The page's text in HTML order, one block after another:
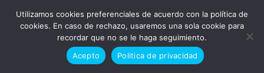
Doctor en alaska © Todos los derechos reservados 2026
Politica de cookiesPolitica de privacidad
Utilizamos cookies preferenciales de acuerdo con la política de
cookies. En caso de rechazo, usaremos una sola cookie para
recordar que no se le haga seguimiento.
Acepto
Politica de privacidad